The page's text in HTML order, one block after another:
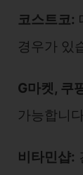
코스트코:
경우가 있
G마켓, 쿠
가능합니
비타민샵: